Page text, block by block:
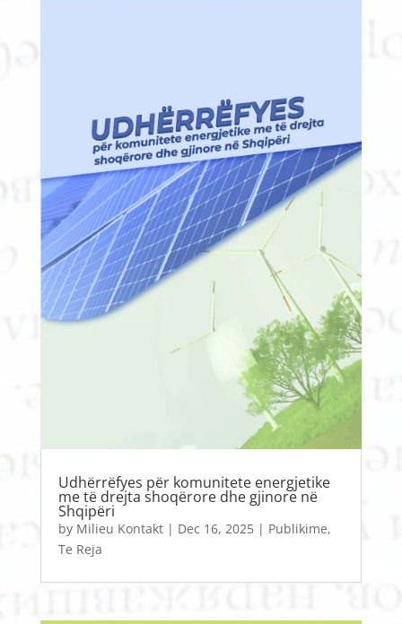
Udhërrëfyes për komunitete energjetike
me të drejta shoqërore dhe gjinore në
Shqipëri
by Milieu Kontakt| Dec 16, 2025| Publikime,
Te Reja